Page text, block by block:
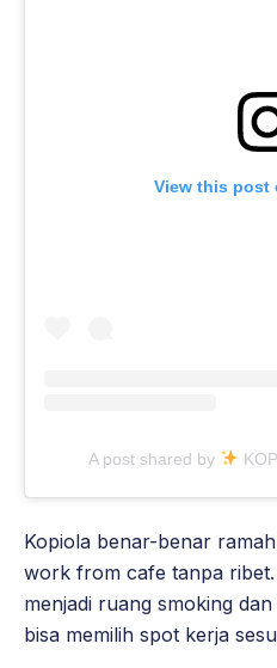
View this post
A post shared by
Kopiola benar-benar
work from cafe tanpa
menjadi ruang smoking
bisa memilih spot kerja